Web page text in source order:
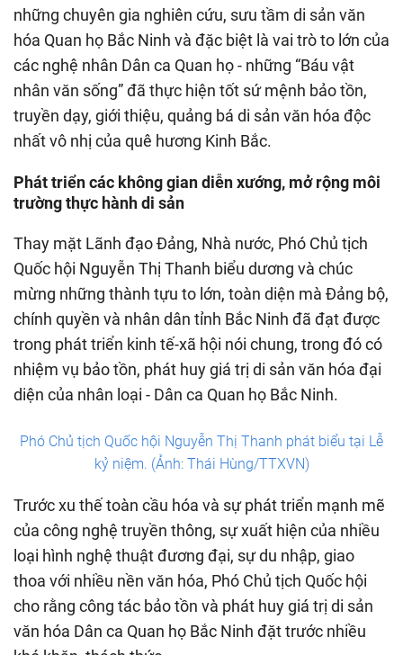
những chuyên gia nghiên cứu, sưu tầm di sản văn
hóa Quan họ Bắc Ninh và đặc biệt là vai trò to lớn của
các nghệ nhân Dân ca Quan họ - những “Báu vật
nhân văn sống” đã thực hiện tốt sứ mệnh bảo tồn,
truyền dạy, giới thiệu, quảng bá di sản văn hóa độc
nhất vô nhị của quê hương Kinh Bắc.
Phát triển các không gian diễn xướng, mở rộng môi
trường thực hành di sản
Thay mặt Lãnh đạo Đảng, Nhà nước, Phó Chủ tịch
Quốc hội Nguyễn Thị Thanh biểu dương và chúc
mừng những thành tựu to lớn, toàn diện mà Đảng bộ,
chính quyền và nhân dân tỉnh Bắc Ninh đã đạt được
trong phát triển kinh tế-xã hội nói chung, trong đó có
nhiệm vụ bảo tồn, phát huy giá trị di sản văn hóa đại
diện của nhân loại - Dân ca Quan họ Bắc Ninh.
Phó Chủ tịch Quốc hội Nguyễn Thị Thanh phát biểu tại Lễ
kỷ niệm. (Ảnh: Thái Hùng/TTXVN)
Trước xu thế toàn cầu hóa và sự phát triển mạnh mẽ
của công nghệ truyền thông, sự xuất hiện của nhiều
loại hình nghệ thuật đương đại, sự du nhập, giao
thoa với nhiều nền văn hóa, Phó Chủ tịch Quốc hội
cho rằng công tác bảo tồn và phát huy giá trị di sản
văn hóa Dân ca Quan họ Bắc Ninh đặt trước nhiều